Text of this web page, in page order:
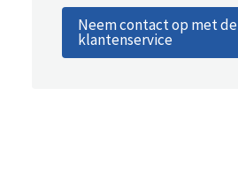
Neem contact op met de
klantenservice